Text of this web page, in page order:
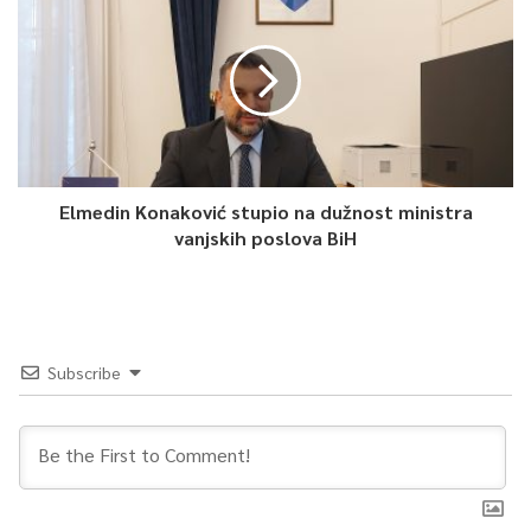
se genocid u Kambodži, Ruandi i, nažalost, i u Bosni i
Hercegovini u Srebrenici. Prema tome, nije ništa naučio, jer
malo je jednom godišnje o tome govoriti i razmišljati –
upozorio je Finci, navodeći kako fokus mora biti na mladim
generacijama i razjašnjavanju šta sve to znači i do čega može
dovesti.
Eli Tauber, autor izložbe “Jevrejski rabski bataljon – Jevreji
Radi se o jedinici, jevrejskom bataljonu koji je formiran nakon
oslobođenja logora na otoku Rabu, odnosno nakon kapitulacije
italijanskog fašističkog režima u septembru 1943. godine.
Elmedin Konaković stupio na dužnost ministra
vanjskih poslova BiH
Subscribe